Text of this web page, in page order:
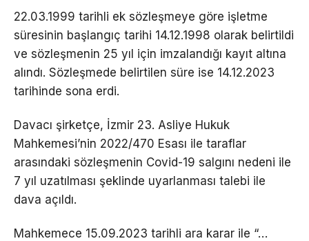
22.03.1999 tarihli ek sözleşmeye göre işletme
süresinin başlangıç tarihi 14.12.1998 olarak belirtildi
ve sözleşmenin 25 yıl için imzalandığı kayıt altına
alındı. Sözleşmede belirtilen süre ise 14.12.2023
tarihinde sona erdi.
Davacı şirketçe, İzmir 23. Asliye Hukuk
Mahkemesi’nin 2022/470 Esası ile taraflar
arasındaki sözleşmenin Covid-19 salgını nedeni ile
7 yıl uzatılması şeklinde uyarlanması talebi ile
dava açıldı.
Mahkemece 15.09.2023 tarihli ara karar ile “…